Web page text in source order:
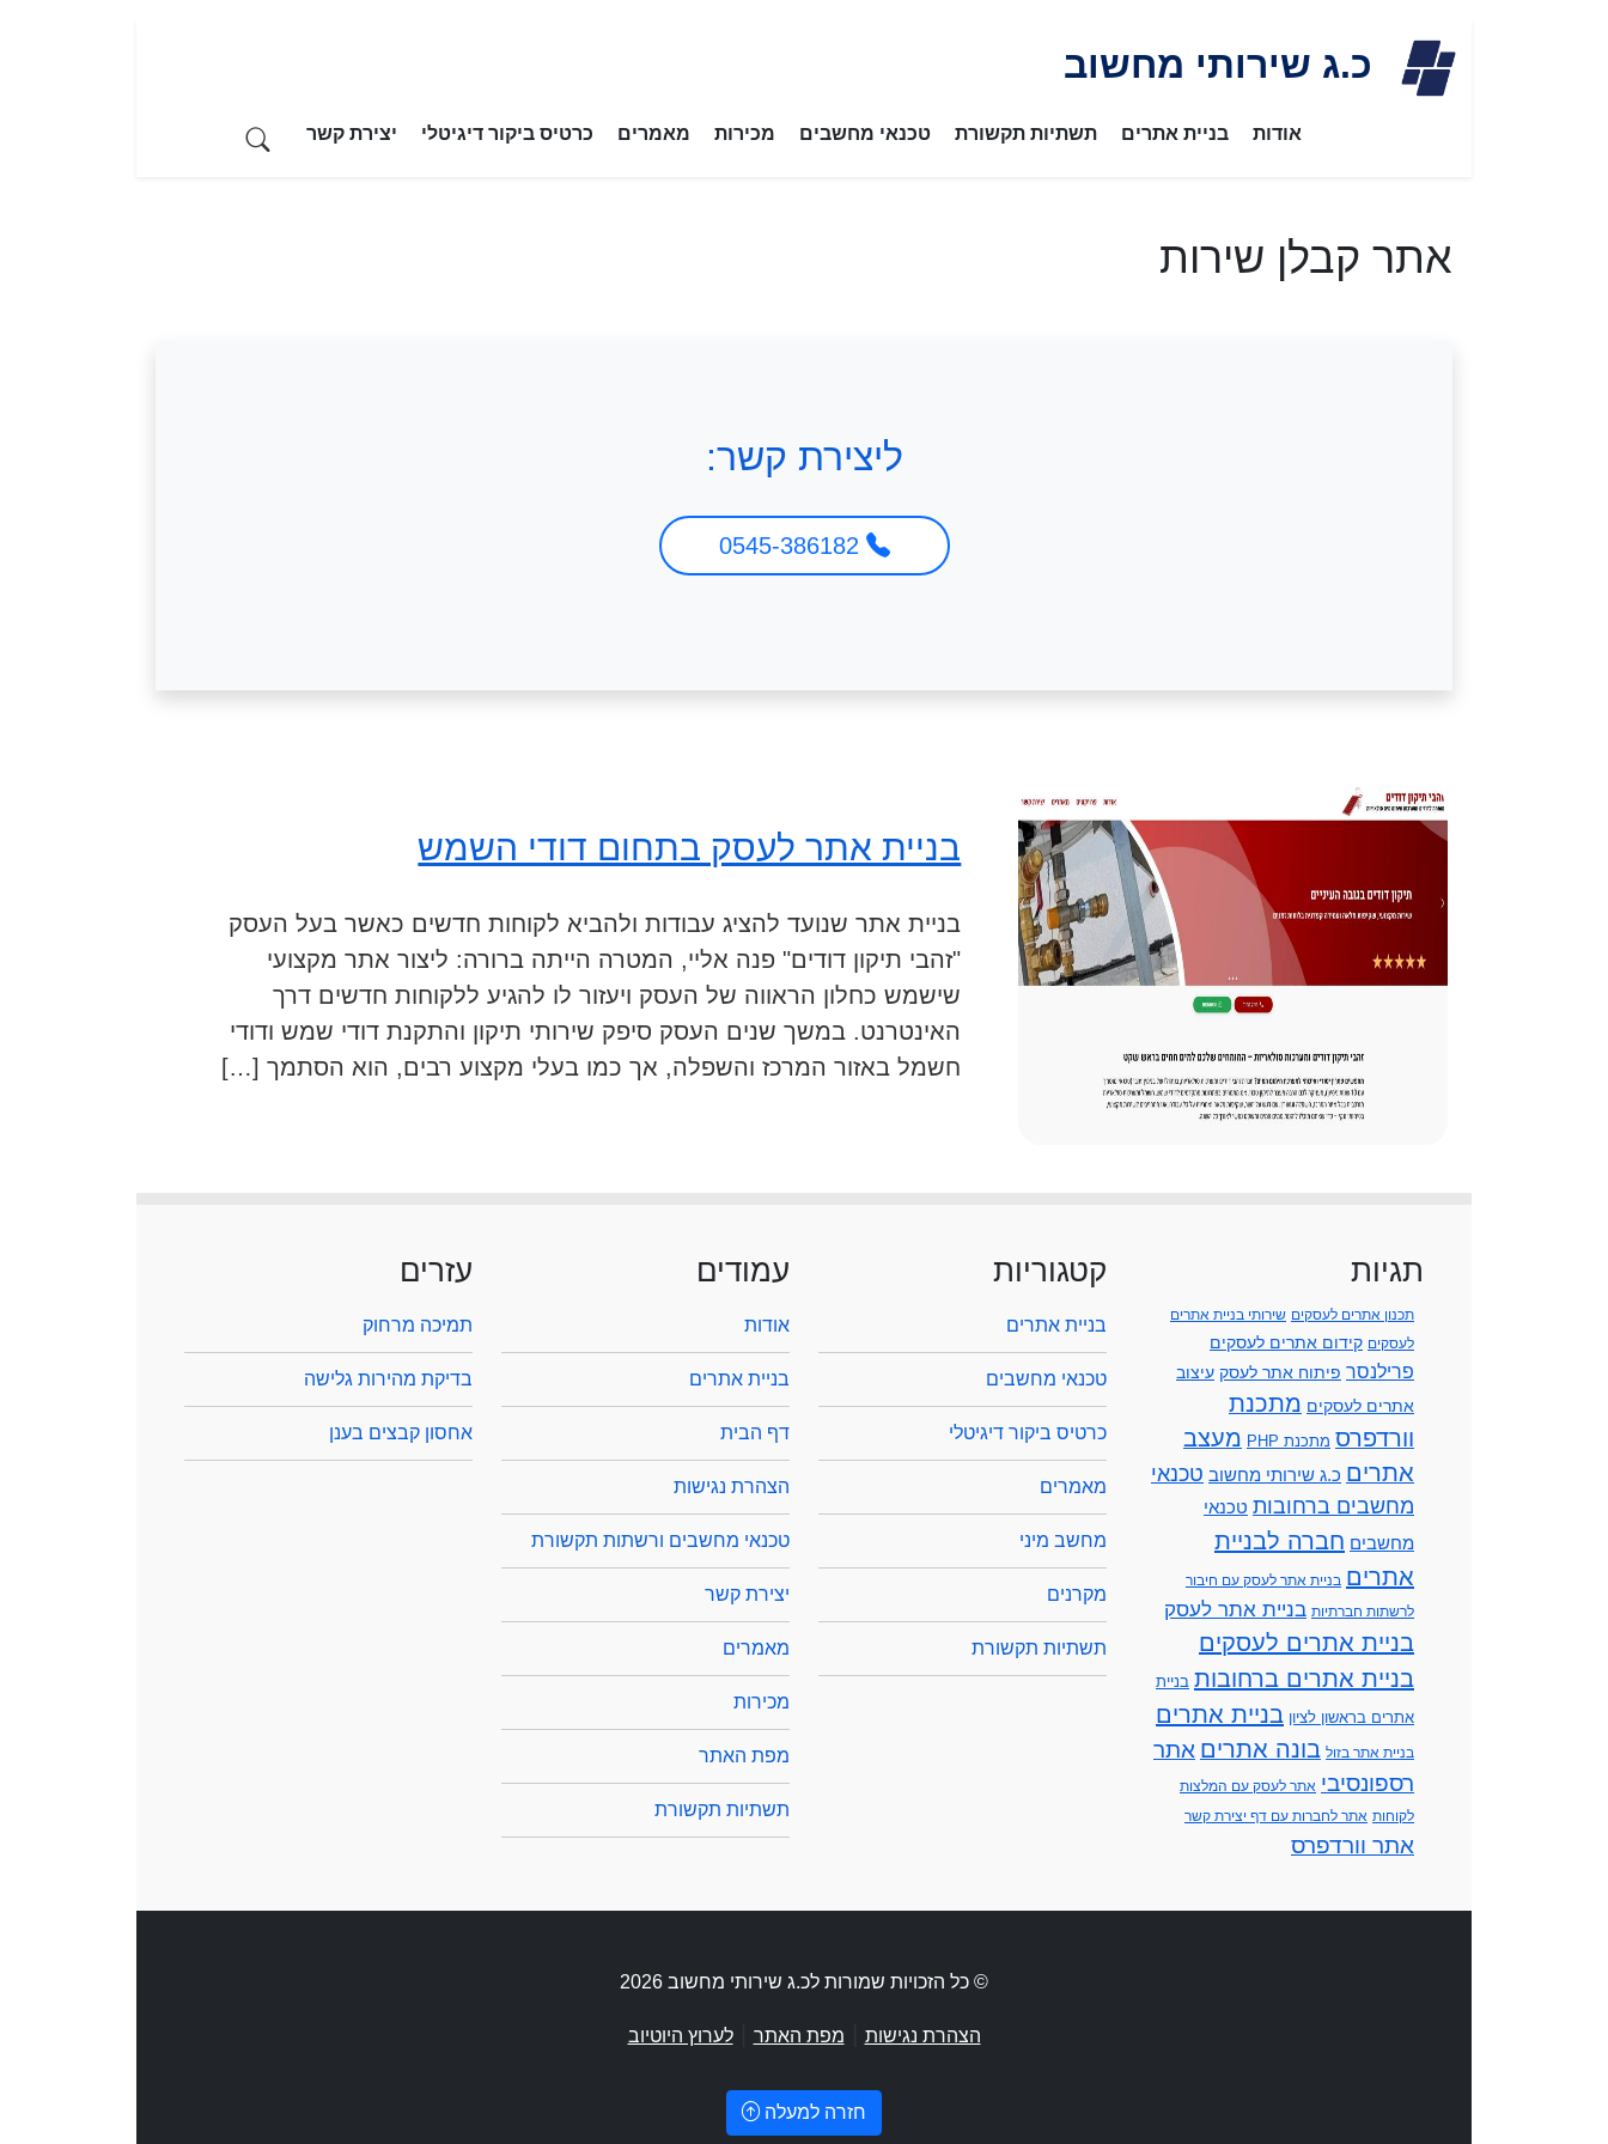
content
כ.ג שירותי מחשוב
אודות בניית אתרים תשתיות תקשורת טכנאי מחשבים מכירות מאמרים כרטיס ביקור דיגיטלי יצירת קשר
אתר קבלן שירות
ליצירת קשר:
בניית אתר לעסק בתחום דודי השמש
בניית אתר שנועד להציג עבודות ולהביא לקוחות חדשים כאשר בעל העסק
"זהבי תיקון דודים" פנה אליי, המטרה הייתה ברורה: ליצור אתר מקצועי
שישמש כחלון הראווה של העסק ויעזור לו להגיע ללקוחות חדשים דרך
האינטרנט. במשך שנים העסק סיפק שירותי תיקון והתקנת דודי שמש ודודי
חשמל באזור המרכז והשפלה, אך כמו בעלי מקצוע רבים, הוא הסתמך […]
תגיות
תכנון אתרים לעסקים שירותי בניית אתרים
לעסקים קידום אתרים לעסקים
פרילנסר פיתוח אתר לעסק עיצוב
אתרים לעסקים מתכנת
וורדפרס מתכנת PHP
מעצב
אתרים כ.ג שירותי מחשוב טכנאי
מחשבים ברחובות טכנאי
מחשבים חברה לבניית
אתרים בניית אתר לעסק עם חיבור
לרשתות חברתיות בניית אתר לעסק
בניית אתרים לעסקים
בניית אתרים ברחובות בניית
אתרים בראשון לציון בניית אתרים
בניית אתר בזול בונה אתרים אתר
רספונסיבי אתר לעסק עם המלצות
לקוחות אתר לחברות עם דף יצירת קשר
אתר וורדפרס
קטגוריות
בניית אתרים
טכנאי מחשבים
כרטיס ביקור דיגיטלי
מאמרים
מחשב מיני
מקרנים
תשתיות תקשורת
עמודים
אודות
בניית אתרים
דף הבית
הצהרת נגישות
טכנאי מחשבים ורשתות תקשורת
יצירת קשר
מאמרים
מכירות
מפת האתר
תשתיות תקשורת
עזרים
תמיכה מרחוק
בדיקת מהירות גלישה
אחסון קבצים בענן
© כל הזכויות שמורות לכ.ג שירותי מחשוב 2026
הצהרת נגישות מפת האתר |לערוץ היוטיוב
חזרה למעלה